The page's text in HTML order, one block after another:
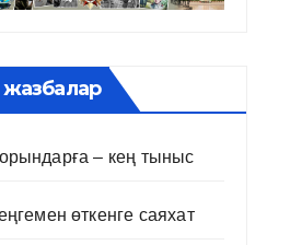
жазбалар
– кең тыныс
өткенге саяхат